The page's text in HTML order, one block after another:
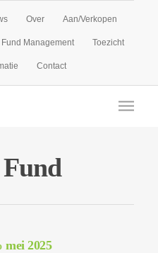
Over Aan/Verkopen
Fund Management Toezicht
Contact
2025